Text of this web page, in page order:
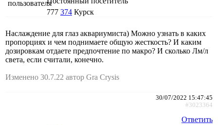
777 374 Курск
Наслаждение для глаз аквариумиста) Можно узнать в каких
пропорциях и чем поднимаете общую жесткость? И каким
дозировкам отдаете предпочтение по макро? И сколько Лм/л
света, если считали, конечно.
Изменено 30.7.22 автор Gra Crysis
30/07/2022 15:47:45
#3023364
Ответить